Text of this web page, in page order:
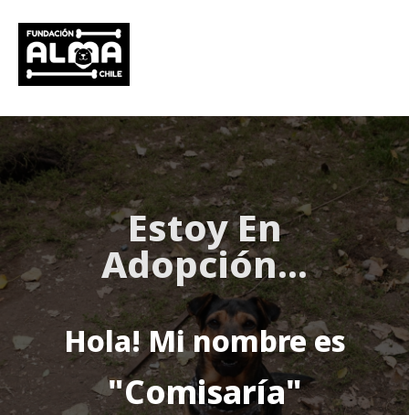
EstoyEn
Adopción...
Hola! Mi nombre es
"Comisaría"